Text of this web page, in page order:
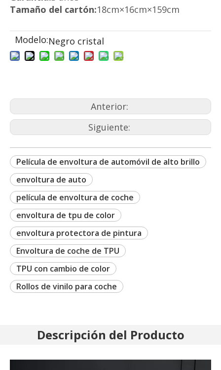
Tamaño del cartón:18cm×16cm×159cm
Modelo:Negro cristal
Anterior:
Siguiente:
Película de envoltura de automóvil de alto brillo
envoltura de auto
película de envoltura de coche
envoltura de tpu de color
envoltura protectora de pintura
Envoltura de coche de TPU
TPU con cambio de color
Rollos de vinilo para coche
Descripción del Producto